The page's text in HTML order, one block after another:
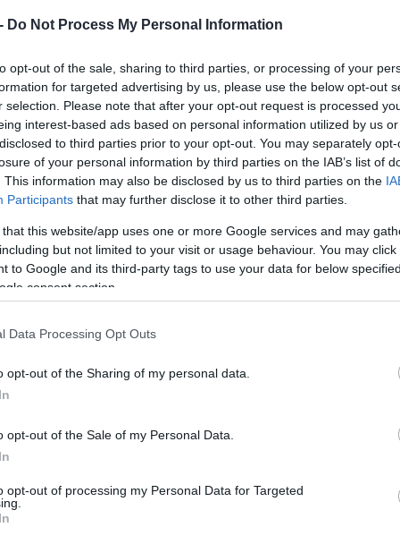
Do Not Process My Personal Information
opt-out of the sale, sharing to third parties, or processing of your
for targeted advertising by us, please use the below opt-out
selection. Please note that after your opt-out request is processed
interest-based ads based on personal information utilized by us
to third parties prior to your opt-out. You may separately
of your personal information by third parties on the IAB’s list of
This information may also be disclosed by us to third parties on the
Participants that may further disclose it to other third parties.
that this website/app uses one or more Google services and may
but not limited to your visit or usage behaviour. You may
to Google and its third-party tags to use your data for below
consent section.
Data Processing Opt Outs
opt-out of the Sharing of my personal data.
opt-out of the Sale of my Personal Data.
opt-out of processing my Personal Data for Targeted
την ενίσχυση της διαφάνειας στη
την υποχρεωτική εφαρμογή του
για τις επιχειρήσεις με τζίρο άνω των
ευρώ για τις επιχειρήσεις με
σύστημα. Σύμφωνα με
σε 5.000 και 10.000 ευρώ αντίστοιχα, χωρίς
5 εκατ. ευρώ
της μητρικής
ή οικοδομικά υλικά